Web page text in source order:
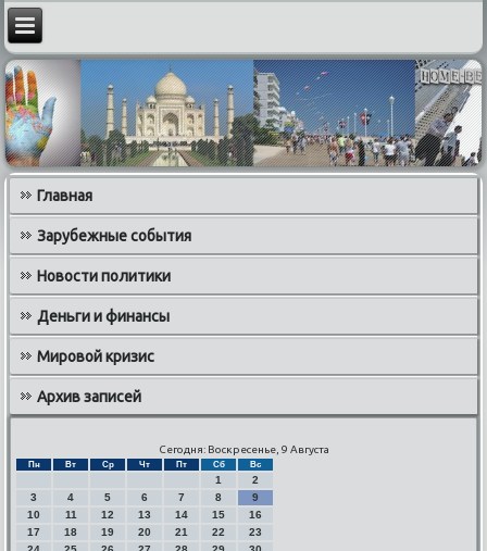
Главная
Зарубежные события
Новости политики
Деньги и финансы
Мировой кризис
Архив записей
Сегодня: Воскресенье, 9 Августа
Пн Вт Ср Чт Пт Сб Вс
1
2
3
4 5 6 7 8
9
10
11 12 13 14 15
16
17
18 19 20 21 22
23